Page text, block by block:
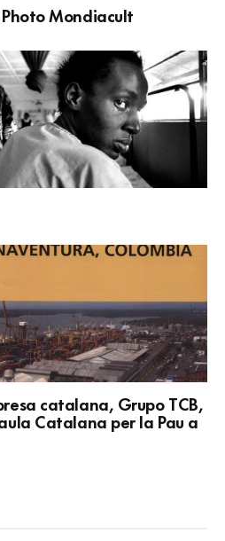
Photo Mondiacult
catalana, Grupo TCB,
Catalana per la Pau a